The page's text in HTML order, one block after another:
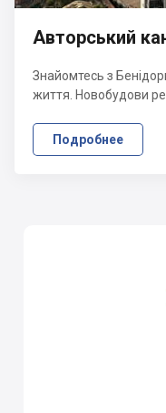
Авторський
Знайомтесь з
життя. Новобудови
Подробнее